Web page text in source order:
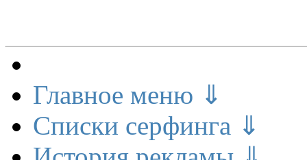
Главное меню ⇓
Списки серфинга ⇓